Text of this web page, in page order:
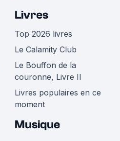
Livres
Top 2026 livres
Le Calamity Club
Le Bouffon de la
couronne, Livre II
Livres populaires en ce
moment
Musique